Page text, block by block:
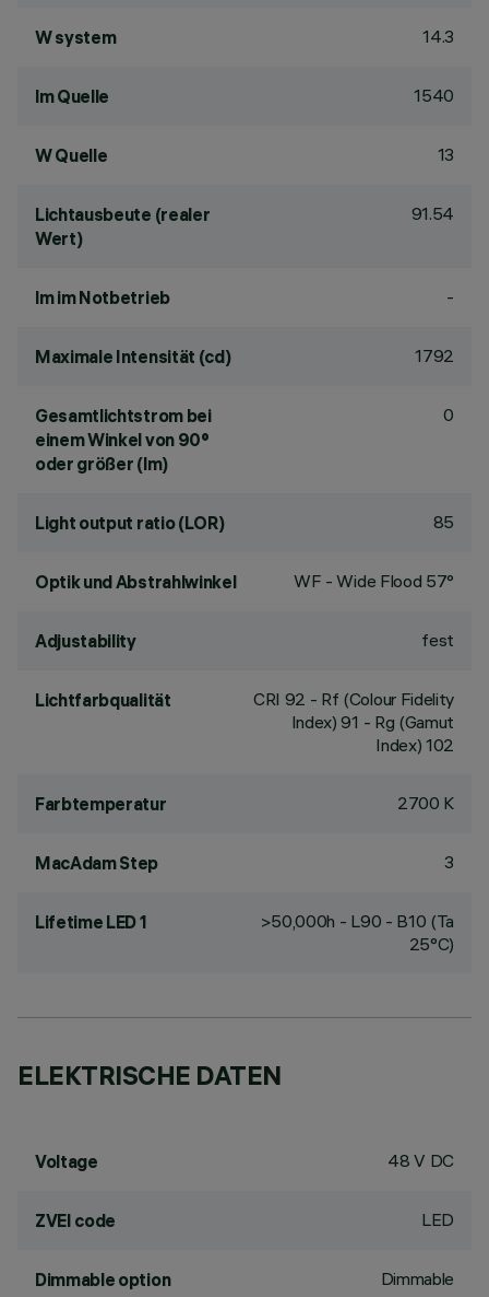
W system 14.3
lm Quelle 1540
W Quelle 13
Lichtausbeute (realer
Wert)
91.54
lm im Notbetrieb -
Maximale Intensität (cd) 1792
Gesamtlichtstrom bei
einem Winkel von 90°
oder größer (lm)
0
Light output ratio (LOR) 85
Optik und Abstrahlwinkel WF - Wide Flood 57°
Adjustability fest
Lichtfarbqualität CRI 92 - Rf (Colour Fidelity
Index) 91 - Rg (Gamut
Index) 102
Farbtemperatur 2700 K
MacAdam Step 3
Lifetime LED 1
>50,000h - L90 - B10 (Ta
25°C)
ELEKTRISCHE DATEN
Voltage 48 V DC
ZVEI code LED
Dimmable option Dimmable